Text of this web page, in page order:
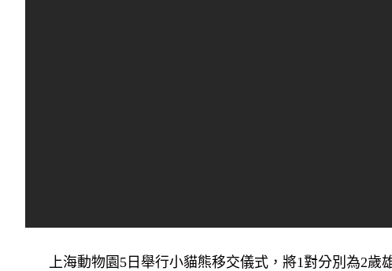
上海動物園5日舉行小貓熊移交儀式，將1對分別為2